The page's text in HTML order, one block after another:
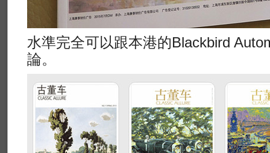
水準完全可以跟本港的Blackbird
論。